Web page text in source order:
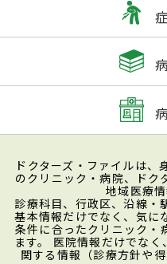
ドクターズ・ファイルは
のクリニック・病院、ドク
地域医療情
診療科目、行政区、沿線・
基本情報だけでなく、気に
条件に合ったクリニック・
ます。 医院情報だけでな
関する情報（診療方針や